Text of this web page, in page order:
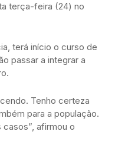
terça-feira (24) no
terá início o curso de
passar a integrar a
Tenho certeza
para a população.
afirmou o